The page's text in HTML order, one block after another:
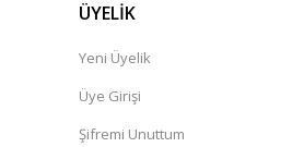
ÜYELİK
Yeni Üyelik
Üye Girişi
Şifremi Unuttum